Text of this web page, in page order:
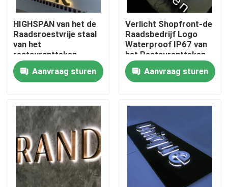
Huis
Producten
Fabrieksreis
Kwaliteitscontrole
HIGHSPAN van het de
Raadsroestvrije staal
van het
restaurantteken
Backlit Ce ROHS
Aanvraag sturen
Verlicht Shopfront-de
Raadsbedrijf Logo
Waterproof IP67 van
het Restaurantteken
Aanvraag sturen